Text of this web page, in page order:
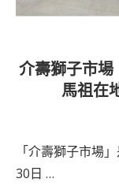
介壽獅子市場
馬祖在
「介壽獅子市場
30日 …